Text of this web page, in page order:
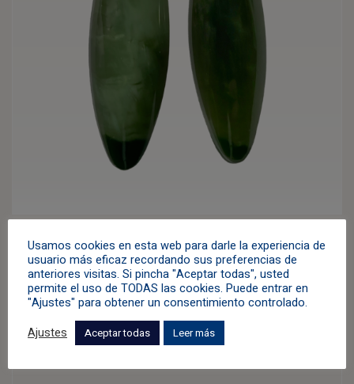
Pendientes «Menina»
Azul,Jade,Oro Blanco,Pendientes,Topacio,Verde
2.200,00€
Usamos cookies en esta web para darle la experiencia de
usuario más eficaz recordando sus preferencias de
anteriores visitas. Si pincha "Aceptar todas", usted
permite el uso de TODAS las cookies. Puede entrar en
"Ajustes" para obtener un consentimiento controlado.
Ajustes
Aceptar todas Leer más